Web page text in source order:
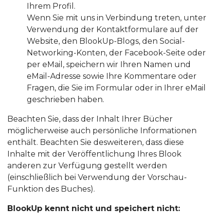
Ihrem Profil.
Wenn Sie mit uns in Verbindung treten, unter
Verwendung der Kontaktformulare auf der
Website, den BlookUp-Blogs, den Social-
Networking-Konten, der Facebook-Seite oder
per eMail, speichern wir Ihren Namen und
eMail-Adresse sowie Ihre Kommentare oder
Fragen, die Sie im Formular oder in Ihrer eMail
geschrieben haben.
Beachten Sie, dass der Inhalt Ihrer Bücher
möglicherweise auch persönliche Informationen
enthält. Beachten Sie desweiteren, dass diese
Inhalte mit der Veröffentlichung Ihres Blook
anderen zur Verfügung gestellt werden
(einschließlich bei Verwendung der Vorschau-
Funktion des Buches).
BlookUp kennt nicht und speichert nicht: